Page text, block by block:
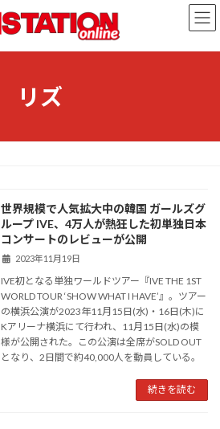
リズ
世界規模で人気拡大中の韓国 ガールズグ
ループ IVE、4万人が熱狂した初単独日本
コンサートのレビューが公開
2023年11月19日
IVE初となる単独ワールドツアー『IVE THE 1ST
WORLD TOUR ‘SHOW WHAT I HAVE’』。ツアー
の横浜公演が2023年11月15日(水)・16日(木)に
Kアリーナ横浜にて行われ、11月15日(水)の模
様が公開された。この公演は全席がSOLD OUT
となり、2日間で約40,000人を動員している。
続きを読む